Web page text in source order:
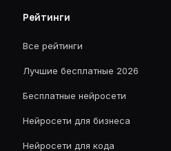
Рейтинги
Все рейтинги
Лучшие бесплатные 2026
Бесплатные нейросети
Нейросети для бизнеса
Нейросети для кода